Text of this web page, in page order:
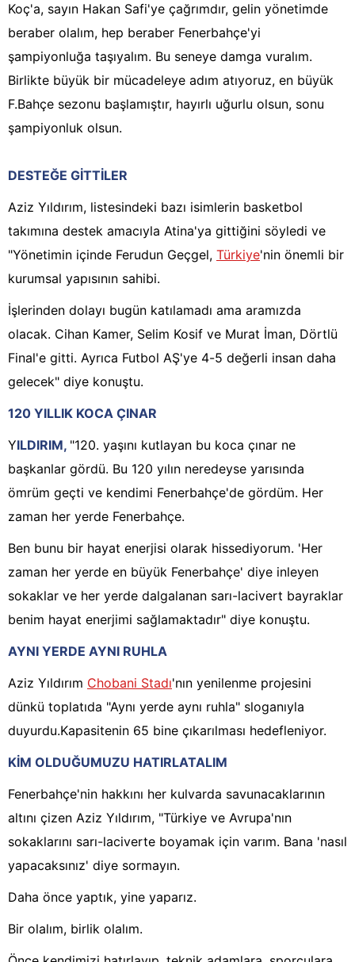
Koç'a, sayın Hakan Safi'ye çağrımdır, gelin yönetimde
beraber olalım, hep beraber Fenerbahçe'yi
şampiyonluğa taşıyalım. Bu seneye damga vuralım.
Birlikte büyük bir mücadeleye adım atıyoruz, en büyük
F.Bahçe sezonu başlamıştır, hayırlı uğurlu olsun, sonu
şampiyonluk olsun.
DESTEĞE GİTTİLER
Aziz Yıldırım, listesindeki bazı isimlerin basketbol
takımına destek amacıyla Atina'ya gittiğini söyledi ve
"Yönetimin içinde Ferudun Geçgel, Türkiye'nin önemli bir
kurumsal yapısının sahibi.
İşlerinden dolayı bugün katılamadı ama aramızda
olacak. Cihan Kamer, Selim Kosif ve Murat İman, Dörtlü
Final'e gitti. Ayrıca Futbol AŞ'ye 4-5 değerli insan daha
gelecek" diye konuştu.
120 YILLIK KOCA ÇINAR
YILDIRIM, "120. yaşını kutlayan bu koca çınar ne
başkanlar gördü. Bu 120 yılın neredeyse yarısında
ömrüm geçti ve kendimi Fenerbahçe'de gördüm. Her
zaman her yerde Fenerbahçe.
Ben bunu bir hayat enerjisi olarak hissediyorum. 'Her
zaman her yerde en büyük Fenerbahçe' diye inleyen
sokaklar ve her yerde dalgalanan sarı-lacivert bayraklar
benim hayat enerjimi sağlamaktadır" diye konuştu.
AYNI YERDE AYNI RUHLA
Aziz Yıldırım Chobani Stadı'nın yenilenme projesini
dünkü toplatıda "Aynı yerde aynı ruhla" sloganıyla
duyurdu.Kapasitenin 65 bine çıkarılması hedefleniyor.
KİM OLDUĞUMUZU HATIRLATALIM
Fenerbahçe'nin hakkını her kulvarda savunacaklarının
altını çizen Aziz Yıldırım, "Türkiye ve Avrupa'nın
sokaklarını sarı-laciverte boyamak için varım. Bana 'nasıl
yapacaksınız' diye sormayın.
Daha önce yaptık, yine yaparız.
Bir olalım, birlik olalım.